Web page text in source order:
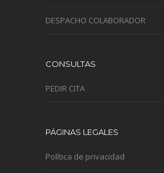
DESPACHO COLABORADOR
CONSULTAS
PEDIR CITA
PÁGINAS LEGALES
Política de privacidad